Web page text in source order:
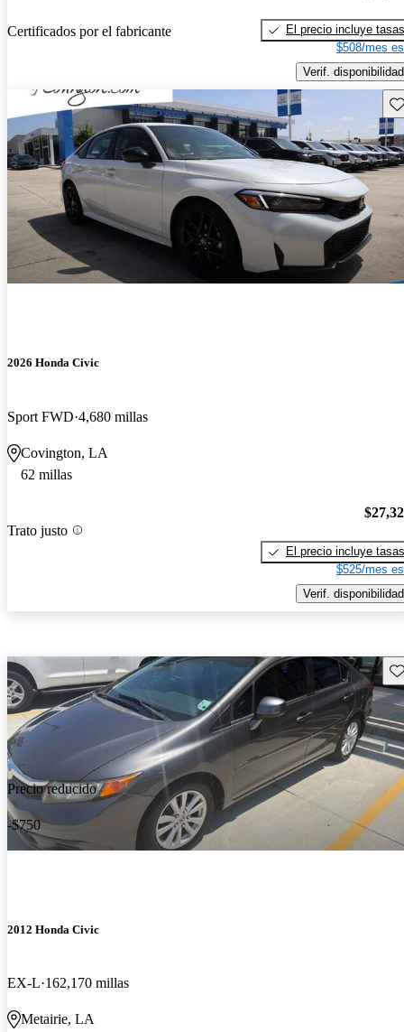
Certificados por el fabricante
El precio incluye tasas
$508/mes
Verif. disponibilidad
2026 Honda Civic
Sport FWD 4,680 millas
Covington, LA
62 millas
Trato justo
El precio incluye tasas
$525/mes
Verif. disponibilidad
Precio reducido
-$750
2012 Honda Civic
EX-L 162,170 millas
Metairie, LA